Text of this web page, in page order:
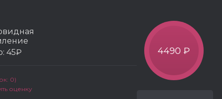
45₽
0)
оценку
4490 ₽